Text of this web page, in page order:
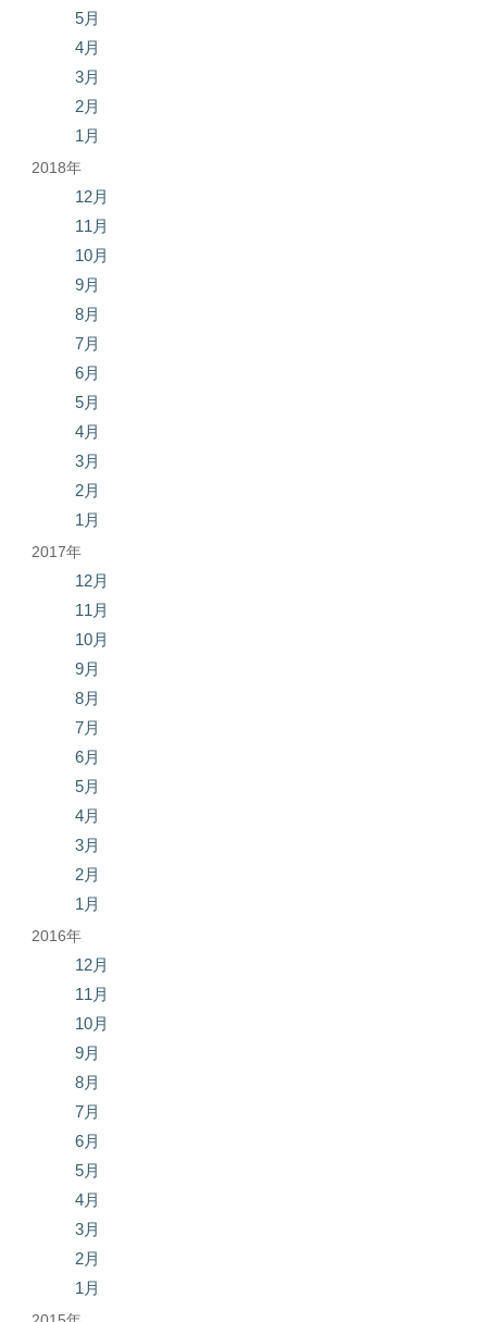
5月
4月
3月
2月
1月
2018年
12月
11月
10月
9月
8月
7月
6月
5月
4月
3月
2月
1月
2017年
12月
11月
10月
9月
8月
7月
6月
5月
4月
3月
2月
1月
2016年
12月
11月
10月
9月
8月
7月
6月
5月
4月
3月
2月
1月